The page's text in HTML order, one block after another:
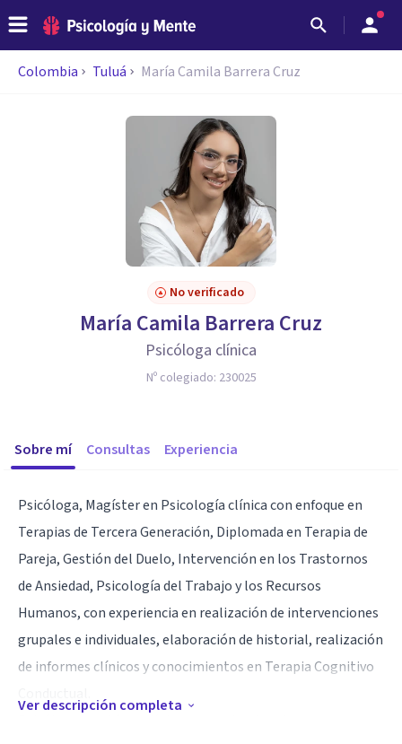
Colombia Tuluá María Camila Barrera Cruz
No verificado
María Camila Barrera Cruz
Psicóloga clínica
Nº colegiado: 230025
Sobre mí Consultas Experiencia
Psicóloga, Magíster en Psicología clínica con enfoque en
Terapias de Tercera Generación, Diplomada en Terapia de
Pareja, Gestión del Duelo, Intervención en los Trastornos
de Ansiedad, Psicología del Trabajo y los Recursos
Humanos, con experiencia en realización de intervenciones
grupales e individuales, elaboración de historial, realización
de informes clínicos y conocimientos en Terapia Cognitivo
Ver descripción completa